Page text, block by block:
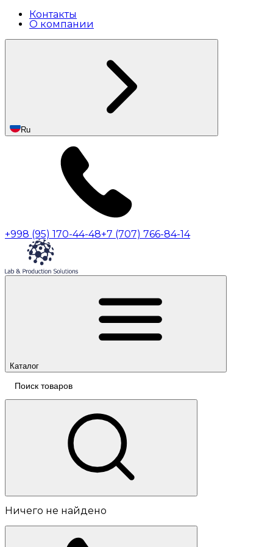
Контакты
О компании
Ru
+998 (95) 170-44-48+7 (707) 766-84-14
Каталог
Ничего не найдено